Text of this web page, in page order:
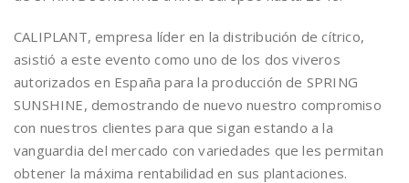
CALIPLANT, empresa líder en la distribución de cítrico,
asistió a este evento como uno de los dos viveros
autorizados en España para la producción de SPRING
SUNSHINE, demostrando de nuevo nuestro compromiso
con nuestros clientes para que sigan estando a la
vanguardia del mercado con variedades que les permitan
obtener la máxima rentabilidad en sus plantaciones.